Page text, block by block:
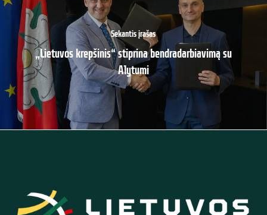
Sekantis įrašas
„Lietuvos krepšinis“ stiprina bendradarbiavimą su
Alytumi